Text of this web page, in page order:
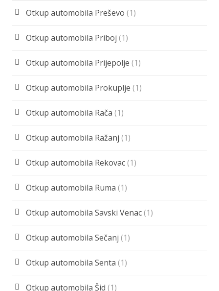
Otkup automobila Preševo (1)
Otkup automobila Priboj (1)
Otkup automobila Prijepolje (1)
Otkup automobila Prokuplje (1)
Otkup automobila Rača (1)
Otkup automobila Ražanj (1)
Otkup automobila Rekovac(1)
Otkup automobila Ruma (1)
Otkup automobila Savski Venac(1)
Otkup automobila Sečanj (1)
Otkup automobila Senta (1)
Otkup automobila Šid (1)